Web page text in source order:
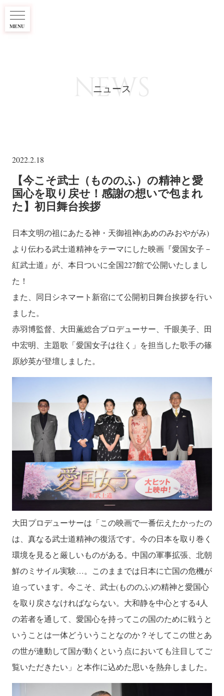
MENU
ニュース
NEWS
2022.2.18
【今こそ武士（もののふ）の精神と愛
国心を取り戻せ！感謝の想いで包まれ
た】初日舞台挨拶
日本文明の祖にあたる神・天御祖神(あめのみおやがみ)
より伝わる武士道精神をテーマにした映画『愛国女子－
紅武士道』が、本日ついに全国227館で公開いたしまし
た！
また、同日シネマート新宿にて公開初日舞台挨拶を行い
ました。
赤羽博監督、大田薫総合プロデューサー、千眼美子、田
中宏明、主題歌「愛国女子は往く」を担当した歌手の篠
原紗英が登壇しました。
大田プロデューサーは「この映画で一番伝えたかったの
は、真なる武士道精神の復活です。今の日本を取り巻く
環境を見ると厳しいものがある。中国の軍事拡張、北朝
鮮のミサイル実験…。このままでは日本に亡国の危機が
迫っています。今こそ、武士(もののふ)の精神と愛国心
を取り戻さなければならない。大和静を中心とする4人
の若者を通して、愛国心を持ってこの国のために戦うと
いうことは一体どういうことなのか？そしてこの世とあ
の世が連動して国が動くという点においても注目してご
覧いただきたい」と本作に込めた思いを熱弁しました。